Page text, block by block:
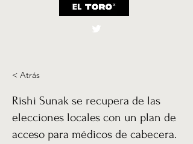
El Toro España
< Atrás
Rishi Sunak se recupera de las
elecciones locales con un plan de
acceso para médicos de cabecera.